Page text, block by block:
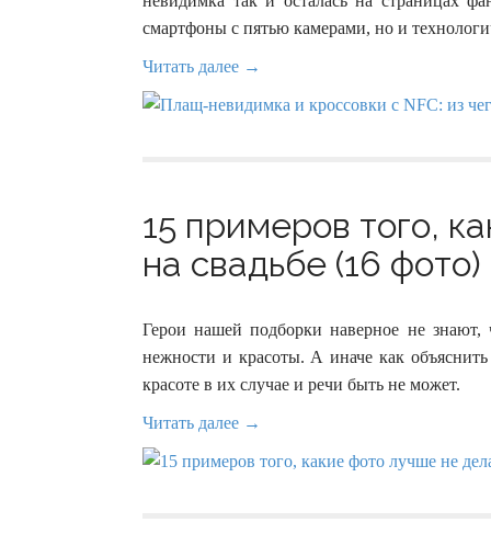
смартфоны с пятью камерами, но и
Читать далее →
15 примеров того,
на свадьбе (16 фото)
Герои нашей подборки наверное не
нежности и красоты. А иначе как
красоте в их случае и речи быть не может.
Читать далее →